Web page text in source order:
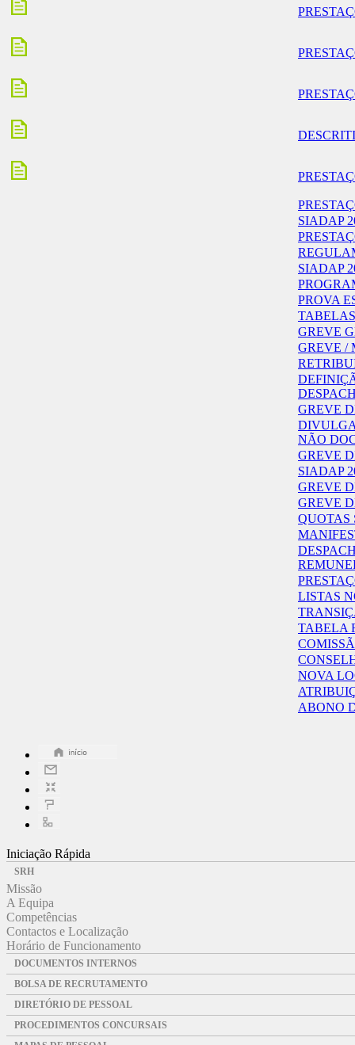
SIADAP
SIADAP
PROVA
GREVE
GREVE /
GREVE
NÃO
GREVE
SIADAP
GREVE
GREVE
QUOTAS
LISTAS
TABELA
NOVA
ABONO
Iniciação Rápida
SRH
Missão
A Equipa
Competências
Contactos e Localização
Horário de Funcionamento
DOCUMENTOS INTERNOS
BOLSA DE RECRUTAMENTO
DIRETÓRIO DE PESSOAL
PROCEDIMENTOS CONCURSAIS